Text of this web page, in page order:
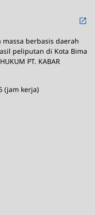
berbasis daerah
peliputan di Kota Bima
PT. KABAR
(jam kerja)